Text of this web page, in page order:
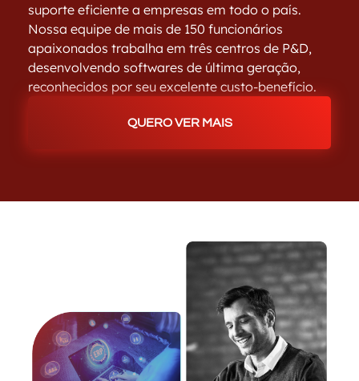
suporte eficiente a empresas em todo o país.
Nossa equipe de mais de 150 funcionários
apaixonados trabalha em três centros de P&D,
desenvolvendo softwares de última geração,
reconhecidos por seu excelente custo-benefício.
QUERO VER MAIS